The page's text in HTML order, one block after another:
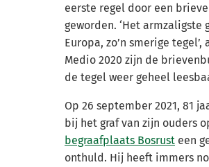
eerste regel door een
geworden. ‘Het armzaligste
Europa, zo’n smerige
Medio 2020 zijn de
de tegel weer geheel
Op 26 september 2021, 81
bij het graf van zijn ouders
begraafplaats Bosrust een
onthuld. Hij heeft immers